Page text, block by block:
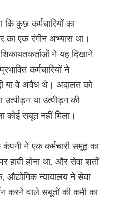
कुछ कर्मचारियों का
का एक रंगीन अभ्यास था।
ने यह दिखाने
कर्मचारियों ने
या वे अवैध थे। अदालत को
उत्पीड़न या उत्पीड़न की
सबूत नहीं मिला।
कंपनी ने एक कर्मचारी समूह का
हावी होना था, और सेवा शर्तों
औद्योगिक न्यायालय ने सेवा
करने वाले सबूतों की कमी का